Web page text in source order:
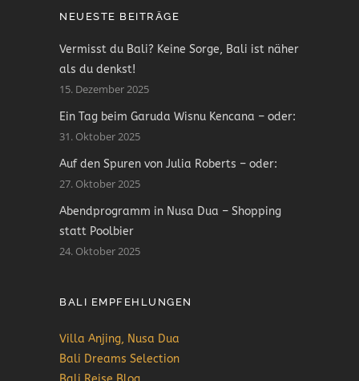
NEUESTE BEITRÄGE
Vermisst du Bali? Keine Sorge, Bali ist näher
als du denkst!
15. Dezember 2025
Ein Tag beim Garuda Wisnu Kencana – oder:
31. Oktober 2025
Auf den Spuren von Julia Roberts – oder:
27. Oktober 2025
Abendprogramm in Nusa Dua – Shopping
statt Poolbier
24. Oktober 2025
BALI EMPFEHLUNGEN
Villa Anjing, Nusa Dua
Bali Dreams Selection